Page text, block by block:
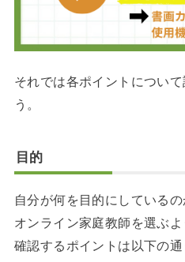
それでは各ポイントについ
う。
目的
自分が何を目的にしている
オンライン家庭教師を選ぶ
確認するポイントは以下の通